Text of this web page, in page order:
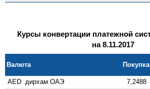
Курсы конвертации платежной
на 8.11.2017
Валюта
AED дирхам ОАЭ 7,2488